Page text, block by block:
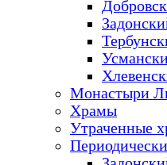
Монастыри
Храмы
Утраченные